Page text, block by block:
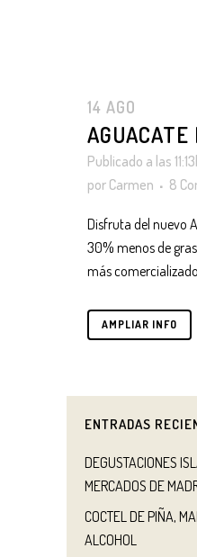
14 AGO
AGUACATE
Publicado a las
por Carmen 8
Disfruta del nuevo
30% menos de
más
AMPLIAR INFO
ENTRADAS
DEGUSTACIONES
MERCADOS DE
COCTEL DE PIÑA,
ALCOHOL